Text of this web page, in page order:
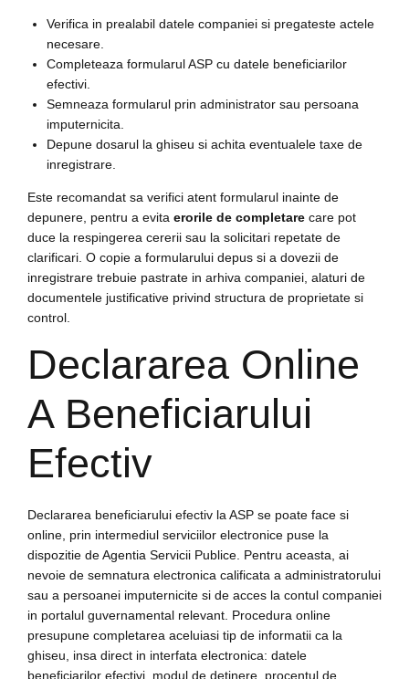
Verifica in prealabil datele companiei si pregateste actele
necesare.
Completeaza formularul ASP cu datele beneficiarilor
efectivi.
Semneaza formularul prin administrator sau persoana
imputernicita.
Depune dosarul la ghiseu si achita eventualele taxe de
inregistrare.
Este recomandat sa verifici atent formularul inainte de
depunere, pentru a evita erorile de completare care pot
duce la respingerea cererii sau la solicitari repetate de
clarificari. O copie a formularului depus si a dovezii de
inregistrare trebuie pastrate in arhiva companiei, alaturi de
documentele justificative privind structura de proprietate si
control.
Declararea Online
A Beneficiarului
Efectiv
Declararea beneficiarului efectiv la ASP se poate face si
online, prin intermediul serviciilor electronice puse la
dispozitie de Agentia Servicii Publice. Pentru aceasta, ai
nevoie de semnatura electronica calificata a administratorului
sau a persoanei imputernicite si de acces la contul companiei
in portalul guvernamental relevant. Procedura online
presupune completarea aceluiasi tip de informatii ca la
ghiseu, insa direct in interfata electronica: datele
beneficiarilor efectivi, modul de detinere, procentul de